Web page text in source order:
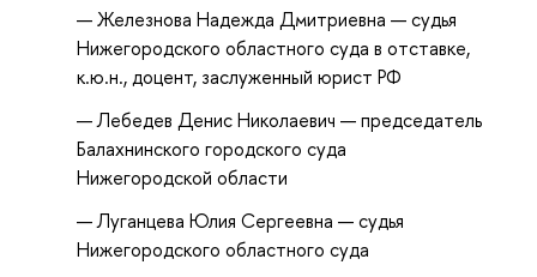
Железнова Надежда Дмитриевна — судья
Нижегородского областного суда в отставке,
к.ю.н., доцент, заслуженный юрист РФ
Лебедев Денис Николаевич — председатель
Балахнинского городского суда
Нижегородской области
Луганцева Юлия Сергеевна — судья
Нижегородского областного суда